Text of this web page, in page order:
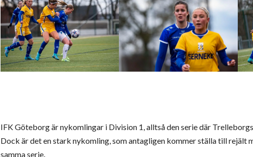
IFK Göteborg är nykomlingar i Division 1, alltså den serie där
Dock är det en stark nykomling, som antagligen kommer ställa till rejält
samma serie.